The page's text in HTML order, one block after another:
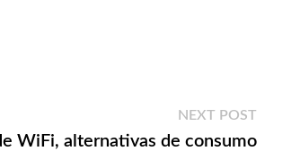
NEXT POSTNext
post:
WiFi, alternativas de consumo